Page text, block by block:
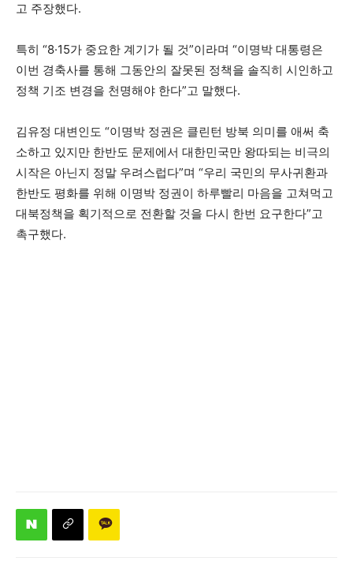
고 주장했다.
특히 “8·15가 중요한 계기가 될 것”이라며 “이명박 대통령은
이번 경축사를 통해 그동안의 잘못된 정책을 솔직히 시인하고
정책 기조 변경을 천명해야 한다”고 말했다.
김유정 대변인도 “이명박 정권은 클린턴 방북 의미를 애써 축
소하고 있지만 한반도 문제에서 대한민국만 왕따되는 비극의
시작은 아닌지 정말 우려스럽다”며 “우리 국민의 무사귀환과
한반도 평화를 위해 이명박 정권이 하루빨리 마음을 고쳐먹고
대북정책을 획기적으로 전환할 것을 다시 한번 요구한다”고
촉구했다.